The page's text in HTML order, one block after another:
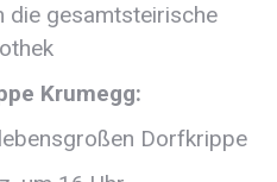
die gesamtsteirische
Krumegg:
Dorfkrippe